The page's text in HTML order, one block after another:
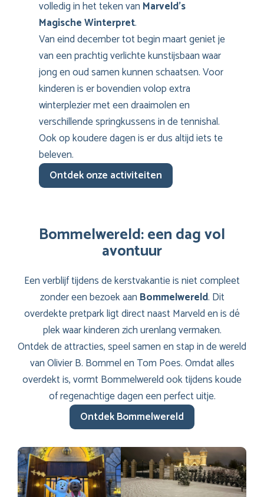
volledig in het teken van Marveld’s
Magische Winterpret.
Van eind december tot begin maart geniet je
van een prachtig verlichte kunstijsbaan waar
jong en oud samen kunnen schaatsen. Voor
kinderen is er bovendien volop extra
winterplezier met een draaimolen en
verschillende springkussens in de tennishal.
Ook op koudere dagen is er dus altijd iets te
beleven.
Ontdek onze activiteiten
Bommelwereld: een dag vol
avontuur
Een verblijf tijdens de kerstvakantie is niet compleet
zonder een bezoek aan Bommelwereld. Dit
overdekte pretpark ligt direct naast Marveld en is dé
plek waar kinderen zich urenlang vermaken.
Ontdek de attracties, speel samen en stap in de wereld
van Olivier B. Bommel en Tom Poes. Omdat alles
overdekt is, vormt Bommelwereld ook tijdens koude
of regenachtige dagen een perfect uitje.
Ontdek Bommelwereld